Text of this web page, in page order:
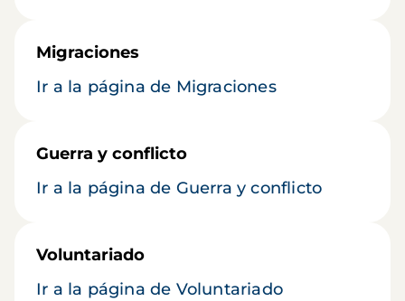
Migraciones
Ir a la página de Migraciones
Guerra y conflicto
Ir a la página de Guerra y conflicto
Voluntariado
Ir a la página de Voluntariado